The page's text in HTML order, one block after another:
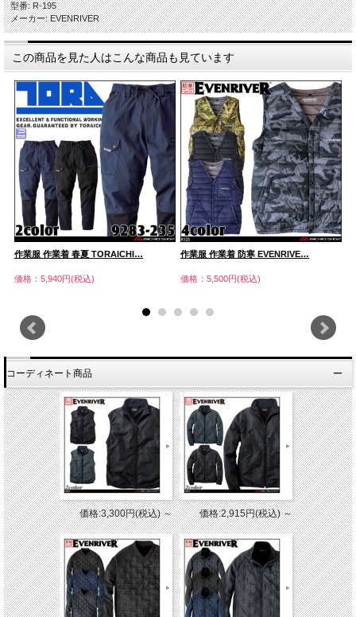
型番: R-195
メーカー: EVENRIVER
この商品を見た人はこんな商品も見ています
作業服 作業着 春夏 TORAICHI…
価格：5,940円(税込)
作業服 作業着 防寒 EVENRIVE…
価格：5,500円(税込)
コーディネート商品
価格:3,300円(税込)～ 価格:2,915円(税込)～